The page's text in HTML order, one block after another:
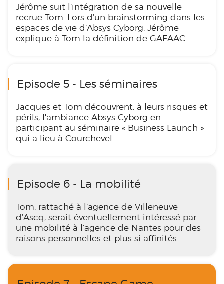
Jérôme suit l’intégration de sa nouvelle
recrue Tom. Lors d’un brainstorming dans les
espaces de vie d’Absys Cyborg, Jérôme
explique à Tom la définition de GAFAAC.
Episode 5 - Les séminaires
Jacques et Tom découvrent, à leurs risques et
périls, l'ambiance Absys Cyborg en
participant au séminaire « Business Launch »
qui a lieu à Courchevel.
Episode 6 - La mobilité
Tom, rattaché à l’agence de Villeneuve
d’Ascq, serait éventuellement intéressé par
une mobilité à l’agence de Nantes pour des
raisons personnelles et plus si affinités.